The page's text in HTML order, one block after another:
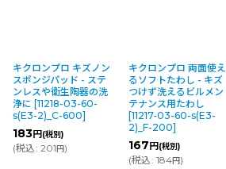
キクロンプロ キズノン
スポンジパッド - ステ
ンレスや衛生陶器の洗
浄に [11218-03-60-
s(E3-2)_C-600]
183円 (税別)
(税込: 201 円)
キクロンプロ 両面使え
るソフトたわし - キズ
つけず洗えるビルメン
テナンス用たわし
[11217-03-60-s(E3-
2)_F-200]
167 円 (税別)
(税込: 184円)